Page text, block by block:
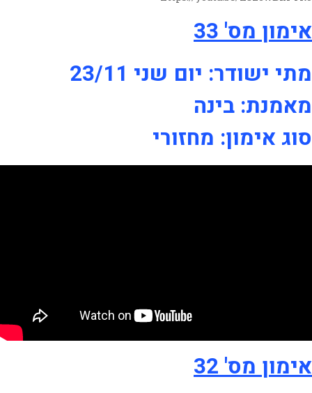
אימון מס' 33
מתי ישודר: יום שני 23/11
מאמנת: בינה
סוג אימון: מחזורי
אימון מס' 32